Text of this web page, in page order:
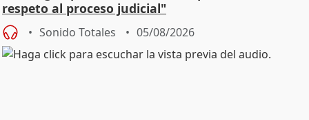
respeto al proceso judicial"
Sonido Totales 05/08/2026